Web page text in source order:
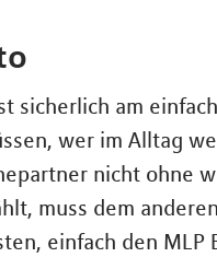
sicherlich am
wer im Alltag
nicht ohne
muss dem
einfach den MLP